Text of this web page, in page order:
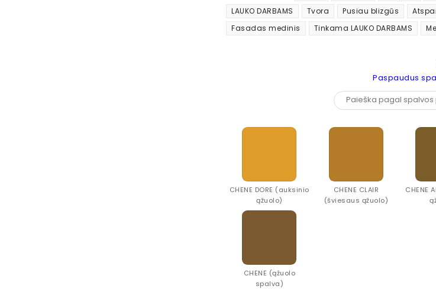
LAUKO DARBAMS
Tvora Pusiau blizgūs
Fasadas medinis
Tinkama LAUKO DARBAMS
Paspaudus
CHENE DORE (auksinio
ąžuolo)
CHENE CLAIR
(šviesaus ąžuolo)
CHENE
CHENE (ąžuolo
spalva)